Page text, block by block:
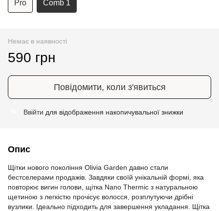
Pro Comb 1
Немає в наявності
590 грн
Повідомити, коли з'явиться
Ввійти для відображення накопичувальної знижки
Опис
Щітки нового покоління Olivia Garden давно стали
бестселерами продажів. Завдяки своїй унікальній формі, яка
повторює вигин голови, щітка Nano Thermic з натуральною
щетиною з легкістю прочісує волосся, розплутуючи дрібні
вузлики. Ідеально підходить для завершення укладання. Щітка